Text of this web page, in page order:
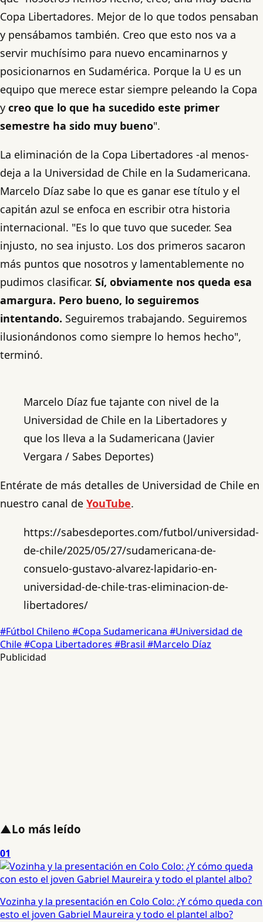
Copa Libertadores. Mejor de lo que todos pensaban
y pensábamos también. Creo que esto nos va a
servir muchísimo para nuevo encaminarnos y
posicionarnos en Sudamérica. Porque la U es un
equipo que merece estar siempre peleando la Copa
y creo que lo que ha sucedido este primer
semestre ha sido muy bueno".
La eliminación de la Copa Libertadores -al menos-
deja a la Universidad de Chile en la Sudamericana.
Marcelo Díaz sabe lo que es ganar ese título y el
capitán azul se enfoca en escribir otra historia
internacional. "Es lo que tuvo que suceder. Sea
injusto, no sea injusto. Los dos primeros sacaron
más puntos que nosotros y lamentablemente no
pudimos clasificar. Sí, obviamente nos queda esa
amargura. Pero bueno, lo seguiremos
intentando. Seguiremos trabajando. Seguiremos
ilusionándonos como siempre lo hemos hecho",
terminó.
Marcelo Díaz fue tajante con nivel de la
Universidad de Chile en la Libertadores y
que los lleva a la Sudamericana (Javier
Vergara / Sabes Deportes)
Entérate de más detalles de Universidad de Chile en
nuestro canal de YouTube.
https://sabesdeportes.com/futbol/universidad-
de-chile/2025/05/27/sudamericana-de-
consuelo-gustavo-alvarez-lapidario-en-
universidad-de-chile-tras-eliminacion-de-
libertadores/
#Fútbol Chileno #Copa Sudamericana #Universidad de
Chile#Copa Libertadores #Brasil #Marcelo Díaz
Publicidad
▲Lo más leído
01
Vozinha y la presentación en Colo Colo: ¿Y cómo queda con
esto el joven Gabriel Maureira y todo el plantel albo?